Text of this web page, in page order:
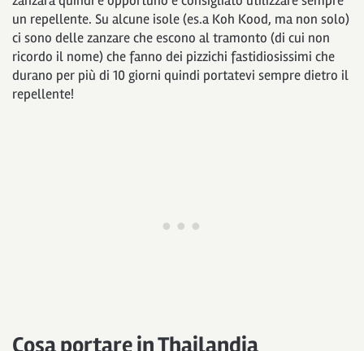
un repellente. Su alcune isole (es.a Koh Kood, ma non solo)
ci sono delle zanzare che escono al tramonto (di cui non
ricordo il nome) che fanno dei pizzichi fastidiosissimi che
durano per più di 10 giorni quindi portatevi sempre dietro il
repellente!
Cosa portare in Thailandia